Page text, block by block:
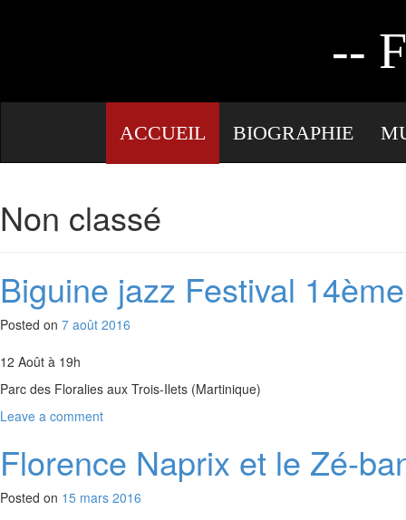
--
ACCUEIL BIOGRAPHIE
Non classé
Biguine jazz Festival
Posted on 7 août 2016
12 Août à 19h
Parc des Floralies aux Trois-Ilets (Martinique)
Leave a comment
Florence Naprix et le Zé-
Posted on 15 mars 2016